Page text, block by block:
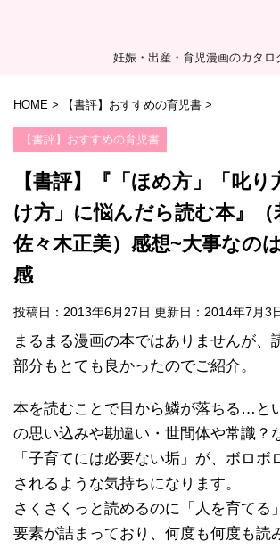
妊娠・出産・育児漫画のカタロ
HOME > 【書評】おすすめの育児書 >
【書評】おすすめの育児書
【書評】『「ほめ方」「叱り
け方」に悩んだら読む本』（
佐々木正美）感想~大事なの
感
投稿日：2013年6月27日 更新日： 2014年7月3
まるまる漫画の本ではありませんが、
部分もとても良かったのでご紹介。
本を読むことで目から鱗が落ちる…と
の思い込みや勘違い・世間体や常識？
「子育てには必要ない垢」が、ボロボ
されるような気持ちになります。
さくさくっと読めるのに「人を育てる
要素が詰まっており、何度も何度も読